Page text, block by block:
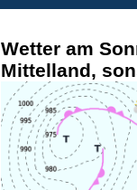
Wetter am
Mittelland,